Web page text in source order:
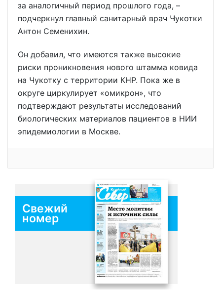
за аналогичный период прошлого года, –
подчеркнул главный санитарный врач Чукотки
Антон Семенихин.
Он добавил, что имеются также высокие
риски проникновения нового штамма ковида
на Чукотку с территории КНР. Пока же в
округе циркулирует «омикрон», что
подтверждают результаты исследований
биологических материалов пациентов в НИИ
эпидемиологии в Москве.
Свежий
номер